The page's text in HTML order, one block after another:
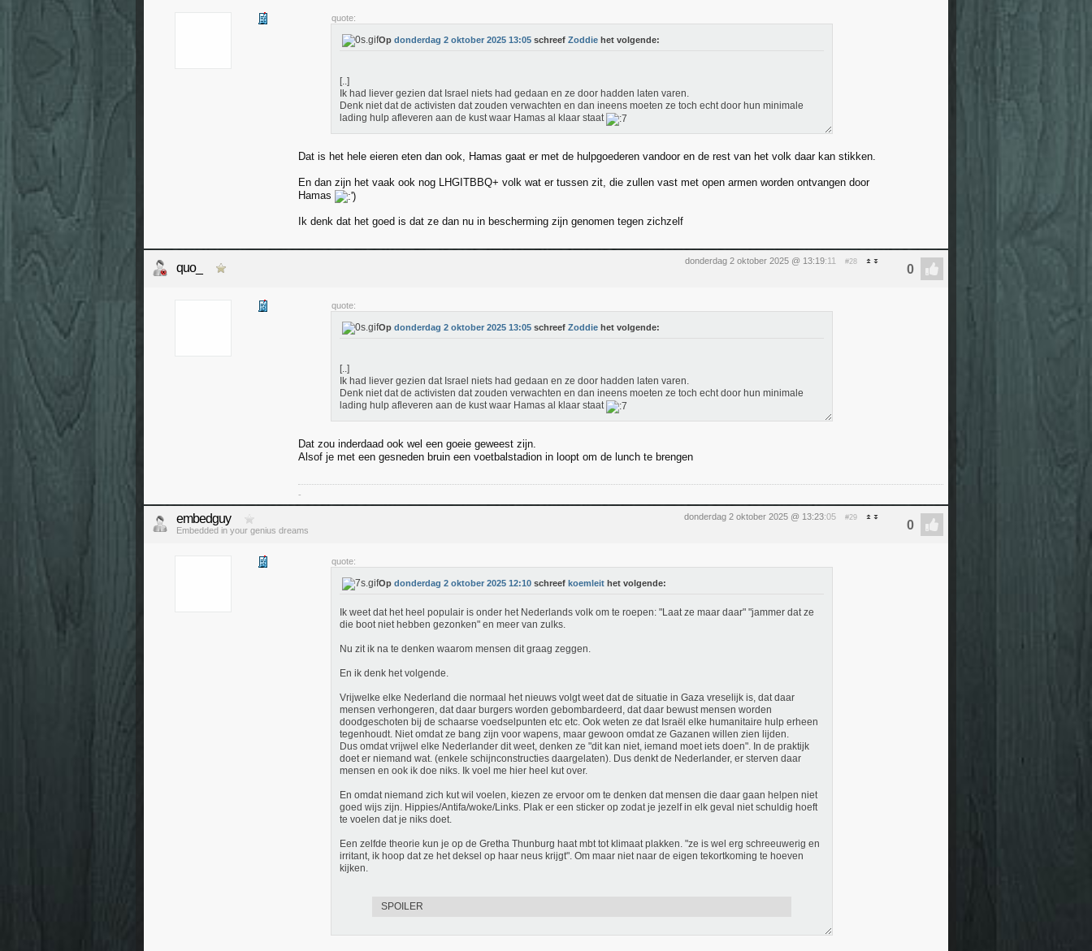
quote:
Op donderdag 2 oktober 2025 13:05 schreef Zoddie het volgende:
[..]
Ik had liever gezien dat Israel niets had gedaan en ze door hadden laten varen.
Denk niet dat de activisten dat zouden verwachten en dan ineens moeten ze toch echt door hun minimale
lading hulp afleveren aan de kust waar Hamas al klaar staat
Dat is het hele eieren eten dan ook, Hamas gaat er met de hulpgoederen vandoor en de rest van het volk daar kan stikken.
En dan zijn het vaak ook nog LHGITBBQ+ volk wat er tussen zit, die zullen vast met open armen worden ontvangen door
Hamas
Ik denk dat het goed is dat ze dan nu in bescherming zijn genomen tegen zichzelf
donderdag 2 oktober 2025 @ 13:19:11 #28
quo_
quote:
Op donderdag 2 oktober 2025 13:05 schreef Zoddie het volgende:
[..]
Ik had liever gezien dat Israel niets had gedaan en ze door hadden laten varen.
Denk niet dat de activisten dat zouden verwachten en dan ineens moeten ze toch echt door hun minimale
lading hulp afleveren aan de kust waar Hamas al klaar staat
Dat zou inderdaad ook wel een goeie geweest zijn.
Alsof je met een gesneden bruin een voetbalstadion in loopt om de lunch te brengen
-
donderdag 2 oktober 2025 @ 13:23:05 #29
embedguy
Embedded in your genius dreams
quote:
Op donderdag 2 oktober 2025 12:10 schreef koemleit het volgende:
Ik weet dat het heel populair is onder het Nederlands volk om te roepen: "Laat ze maar daar" "jammer dat ze
die boot niet hebben gezonken" en meer van zulks.
Nu zit ik na te denken waarom mensen dit graag zeggen.
En ik denk het volgende.
Vrijwelke elke Nederland die normaal het nieuws volgt weet dat de situatie in Gaza vreselijk is, dat daar
mensen verhongeren, dat daar burgers worden gebombardeerd, dat daar bewust mensen worden
doodgeschoten bij de schaarse voedselpunten etc etc. Ook weten ze dat Israël elke humanitaire hulp erheen
tegenhoudt. Niet omdat ze bang zijn voor wapens, maar gewoon omdat ze Gazanen willen zien lijden.
Dus omdat vrijwel elke Nederlander dit weet, denken ze "dit kan niet, iemand moet iets doen". In de praktijk
doet er niemand wat. (enkele schijnconstructies daargelaten). Dus denkt de Nederlander, er sterven daar
mensen en ook ik doe niks. Ik voel me hier heel kut over.
En omdat niemand zich kut wil voelen, kiezen ze ervoor om te denken dat mensen die daar gaan helpen niet
goed wijs zijn. Hippies/Antifa/woke/Links. Plak er een sticker op zodat je jezelf in elk geval niet schuldig hoeft
te voelen dat je niks doet.
Een zelfde theorie kun je op de Gretha Thunburg haat mbt tot klimaat plakken. "ze is wel erg schreeuwerig en
irritant, ik hoop dat ze het deksel op haar neus krijgt". Om maar niet naar de eigen tekortkoming te hoeven
kijken.
SPOILER